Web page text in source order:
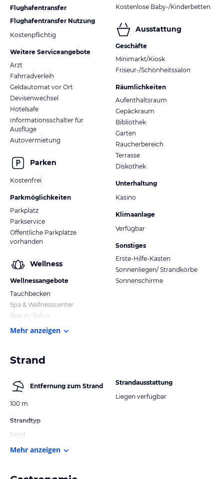
Flughafentransfer
Flughafentransfer Nutzung
Kostenpflichtig
Weitere Serviceangebote
Arzt
Fahrradverleih
Geldautomat vor Ort
Devisenwechsel
Hotelsafe
Informationsschalter für
Ausflüge
Autovermietung
Parken
Kostenfrei
Parkmöglichkeiten
Parkplatz
Parkservice
Öffentliche Parkplätze
vorhanden
Wellness
Wellnessangebote
Tauchbecken
Spa & Wellnesscenter
Beauty Salon
Kostenlose Baby-/Kinderbetten
Ausstattung
Geschäfte
Minimarkt/Kiosk
Friseur-/Schönheitssalon
Räumlichkeiten
Aufenthaltsraum
Gepäckraum
Bibliothek
Garten
Raucherbereich
Terrasse
Diskothek
Unterhaltung
Kasino
Klimaanlage
Verfügbar
Sonstiges
Erste-Hilfe-Kasten
Sonnenliegen/ Strandkörbe
Sonnenschirme
Mehr anzeigen
Strand
Entfernung zum Strand
100 m
Strandtyp
Sand
Strandausstattung
Liegen verfügbar
Mehr anzeigen